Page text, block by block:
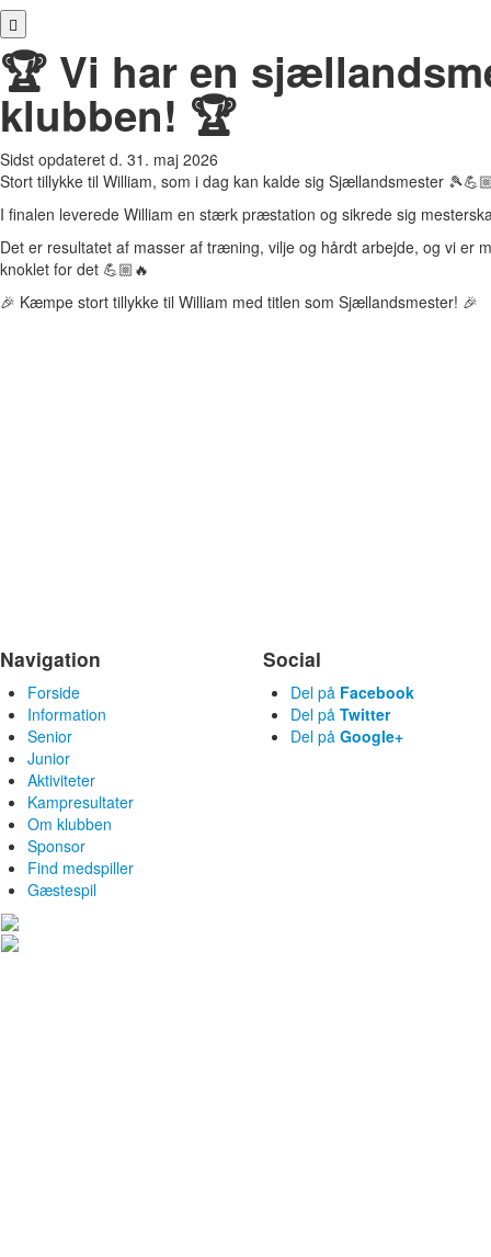
🏆 Vi har en
klubben! 🏆
Sidst opdateret d. 31. maj 2026
Stort tillykke til William, som i dag kan kalde sig Sjællandsmester
I finalen leverede William en stærk præstation og sikrede sig
Det er resultatet af masser af træning, vilje og hårdt arbejde, og vi er
knoklet for det 💪🏼🔥
🎉 Kæmpe stort tillykke til William med titlen som Sjællandsmester! 🎉
Navigation
Forside
Information
Senior
Junior
Aktiviteter
Kampresultater
Om klubben
Sponsor
Find medspiller
Gæstespil
Social
Del på Facebook
Del på Twitter
Del på Google+